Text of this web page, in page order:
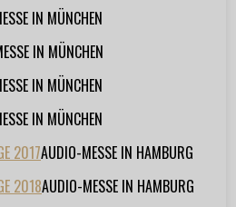
IN MÜNCHEN
IN MÜNCHEN
IN MÜNCHEN
IN MÜNCHEN
2017AUDIO-MESSE IN HAMBURG
2018AUDIO-MESSE IN HAMBURG